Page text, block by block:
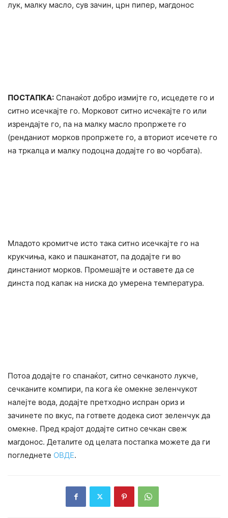
лук, малку масло, сув зачин, црн пипер, магдонос
ПОСТАПКА: Спанаќот добро измијте го, исцедете го и
ситно исечкајте го. Морковот ситно исчекајте го или
изрендајте го, па на малку масло пропржете го
(ренданиот морков пропржете го, а вториот исечете го
на тркалца и малку подоцна додајте го во чорбата).
Младото кромитче исто така ситно исечкајте го на
крукчиња, како и пашканатот, па додајте ги во
динстаниот морков. Промешајте и оставете да се
динста под капак на ниска до умерена температура.
Потоа додајте го спанаќот, ситно сечканото лукче,
сечканите компири, па кога ќе омекне зеленчукот
налејте вода, додајте претходно испран ориз и
зачинете по вкус, па гответе додека сиот зеленчук да
омекне. Пред крајот додајте ситно сечкан свеж
магдонос. Деталите од целата постапка можете да ги
погледнете ОВДЕ.